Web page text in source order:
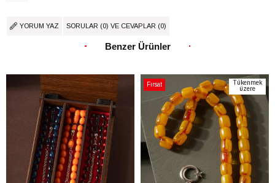
YORUM YAZ SORULAR (0) VE CEVAPLAR (0)
Benzer Ürünler
Fırsat
Ürünü
Tükenmek
üzere